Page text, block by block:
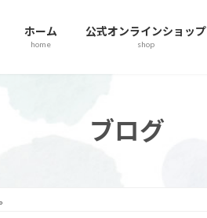
ホーム
home
公式オンラインショップ
shop
ブログ